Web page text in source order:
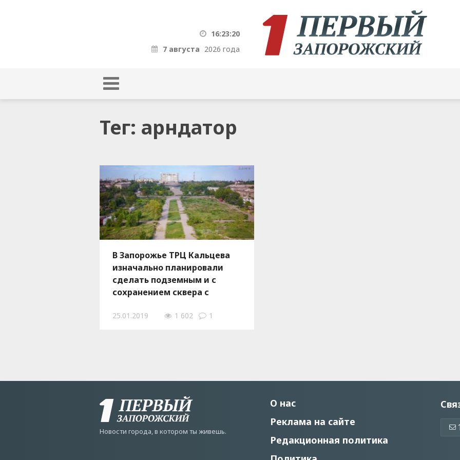
16:23:20
7 августа 2026 года
Тег: арндатор
В Запорожье ТРЦ Кальцева
изначально планировали
сделать подземным и с
сохранением сквера с
25.01.2019 1 602 1
Новости города, в котором ты живешь.
О нас
Реклама на сайте
Редакционная политика